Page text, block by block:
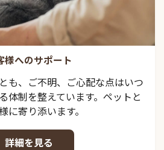
様へのサポート
も、ご不明、ご心配な点はいつ
体制を整えています。ペットと
に寄り添います。
詳細を見る